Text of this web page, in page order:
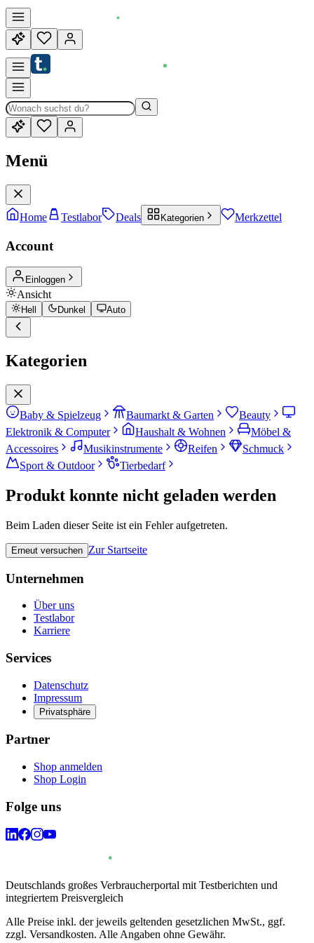
Menü
Home Testlabor Deals Kategorien Merkzettel
Account
Einloggen
Ansicht
Hell Dunkel Auto
Kategorien
Baby & Spielzeug Baumarkt & Garten
Beauty
Elektronik & Computer
Haushalt & Wohnen
Möbel &
Accessoires
Musikinstrumente Reifen
Schmuck
Sport & Outdoor
Tierbedarf
Produkt konnte nicht geladen werden
Beim Laden dieser Seite ist ein Fehler aufgetreten.
Erneut versuchen Zur Startseite
Unternehmen
Über uns
Testlabor
Karriere
Services
Datenschutz
Impressum
Privatsphäre
Partner
Shop anmelden
Shop Login
Folge uns
Deutschlands großes Verbraucherportal mit Testberichten und
integriertem Preisvergleich
Alle Preise inkl. der jeweils geltenden gesetzlichen MwSt., ggf.
zzgl. Versandkosten. Alle Angaben ohne Gewähr.